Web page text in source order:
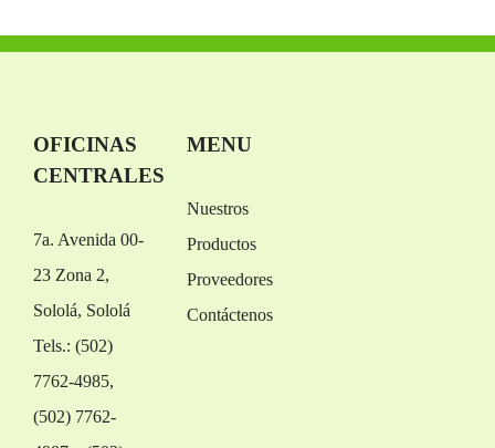
OFICINAS
CENTRALES
7a. Avenida 00-
23 Zona 2,
Sololá, Sololá
Tels.: (502)
7762-4985,
(502) 7762-
MENU
Nuestros
Productos
Proveedores
Contáctenos